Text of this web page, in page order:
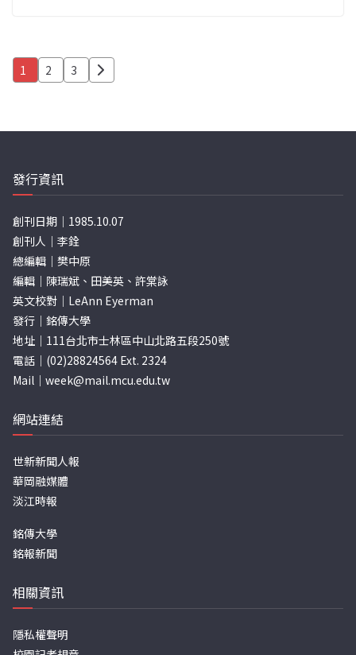
文
分
頁
1 2 3
發行資訊
創刊日期｜1985.10.07
創刊人｜李銓
總編輯｜樊中原
編輯｜陳瑞斌、田美英、許棠詠
英文校對｜LeAnn Eyerman
發行｜銘傳大學
地址｜111台北市士林區中山北路五段250號
電話｜(02)28824564 Ext. 2324
Mail｜ week@mail.mcu.edu.tw
網站連結
世新新聞人報
華岡融媒體
淡江時報
銘傳大學
銘報新聞
相關資訊
隱私權聲明